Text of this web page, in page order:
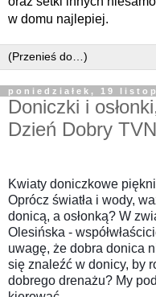
w domu najlepiej.
poniedziałek, 19
Doniczki i
Dzień Dobry TVN
Kwiaty doniczkowe
Oprócz światła i wody,
donicą, a osłonką? W
Olesińska -
uwagę, że dobra donica
się znaleźć w donicy, by
dobrego drenażu? My